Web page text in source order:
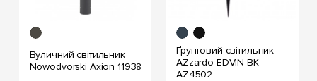
Вуличний світильник
Nowodvorski Axion 11938
Ґрунтовий світильник
AZzardo EDVIN BK
AZ4502